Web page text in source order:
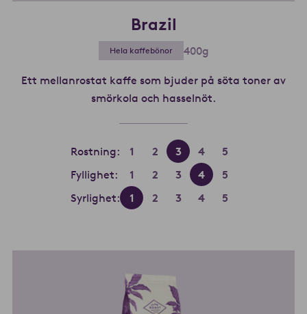
Brazil
Hela kaffebönor 400g
Ett mellanrostat kaffe som bjuder på söta toner av
smörkola och hasselnöt.
Rostning: 1 2 3 4
5
Fyllighet:
1 2 3 4
5
Syrlighet:
1 2 3 4 5